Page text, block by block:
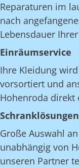
Reparaturen im
nach
Lebensdauer
Einräumservice
Ihre Kleidung
vorsortiert und
Hohenroda direkt
Schranklösungen
Große Auswahl
unabhängig von
unseren Partner